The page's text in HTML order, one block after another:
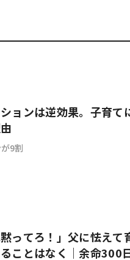
ョンは逆効果。子育て
9割
黙ってろ！」父に怯え
ことはなく｜余命300